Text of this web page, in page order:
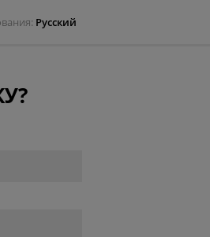
Русский